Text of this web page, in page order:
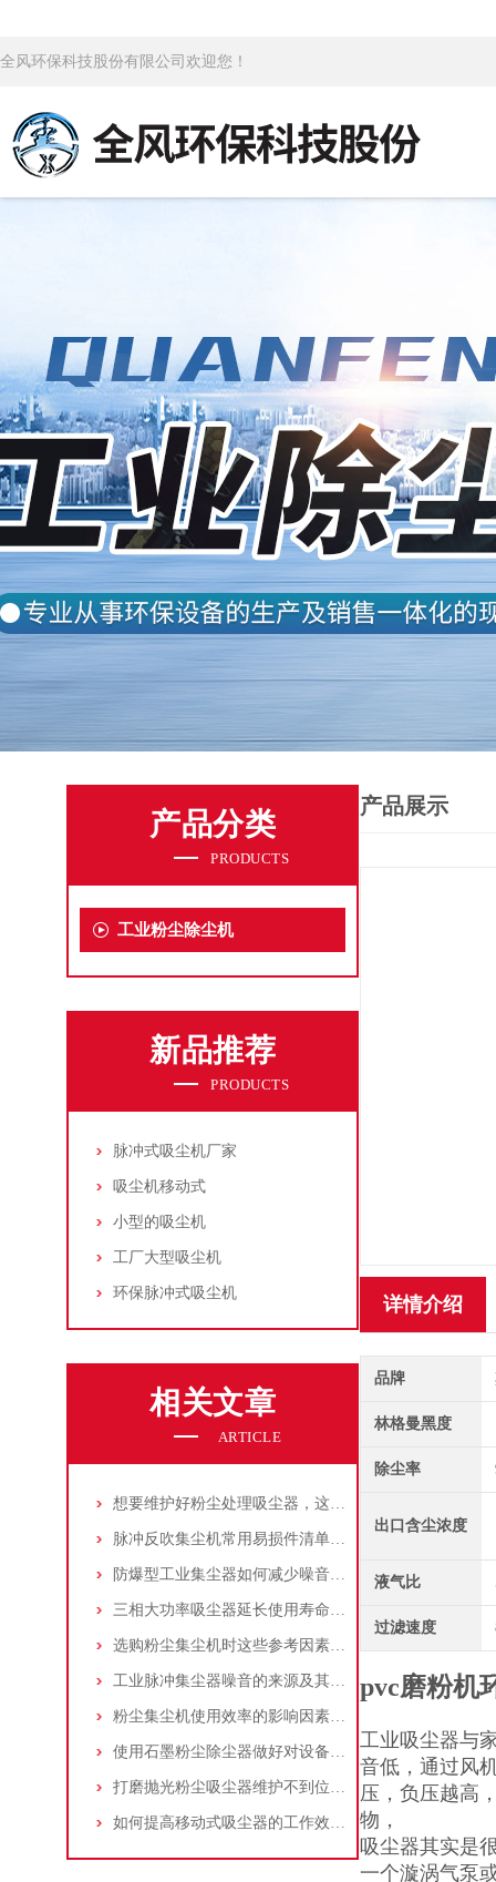
全风环保科技股份有限公司欢迎您！
产品分类
PRODUCTS
工业粉尘除尘机
新品推荐
PRODUCTS
脉冲式吸尘机厂家
吸尘机移动式
小型的吸尘机
工厂大型吸尘机
环保脉冲式吸尘机
相关文章
ARTICLE
想要维护好粉尘处理吸尘器，这几个措施真的很重要！
脉冲反吹集尘机常用易损件清单与更换周期建议
防爆型工业集尘器如何减少噪音?三个方法轻松解决
三相大功率吸尘器延长使用寿命的建议
选购粉尘集尘机时这些参考因素很重要！
工业脉冲集尘器噪音的来源及其控制策略
粉尘集尘机使用效率的影响因素及改进措施
使用石墨粉尘除尘器做好对设备的维护十分重要
打磨抛光粉尘吸尘器维护不到位，那是你没有注意这些而已！
如何提高移动式吸尘器的工作效率？
产品展示
详情介绍
品牌
林格曼黑度
除尘率
出口含尘浓度
液气比
过滤速度
pvc磨粉机
工业吸尘器与
音低，通过风
压，负压越高
物，
吸尘器其实是
一个漩涡气泵